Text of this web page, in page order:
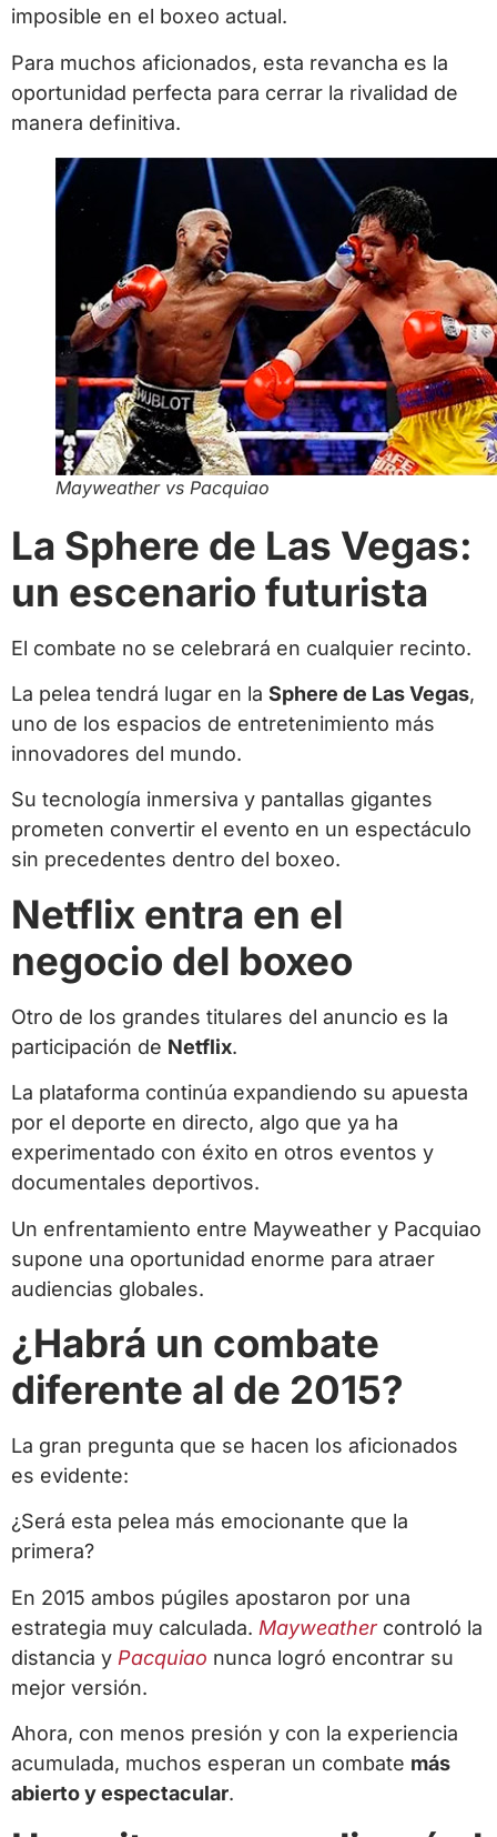
imposible en el boxeo actual.
Para muchos aficionados, esta revancha es la
oportunidad perfecta para cerrar la rivalidad de
manera definitiva.
Mayweather vs Pacquiao
La Sphere de Las Vegas:
un escenario futurista
El combate no se celebrará en cualquier recinto.
La pelea tendrá lugar en la Sphere de Las Vegas,
uno de los espacios de entretenimiento más
innovadores del mundo.
Su tecnología inmersiva y pantallas gigantes
prometen convertir el evento en un espectáculo
sin precedentes dentro del boxeo.
Netflix entra en el
negocio del boxeo
Otro de los grandes titulares del anuncio es la
participación de Netflix.
La plataforma continúa expandiendo su apuesta
por el deporte en directo, algo que ya ha
experimentado con éxito en otros eventos y
documentales deportivos.
Un enfrentamiento entre Mayweather y Pacquiao
supone una oportunidad enorme para atraer
audiencias globales.
¿Habrá un combate
diferente al de 2015?
La gran pregunta que se hacen los aficionados
es evidente:
¿Será esta pelea más emocionante que la
primera?
En 2015 ambos púgiles apostaron por una
estrategia muy calculada. Mayweathercontroló la
distancia y Pacquiao nunca logró encontrar su
mejor versión.
Ahora, con menos presión y con la experiencia
acumulada, muchos esperan un combate más
abierto y espectacular.